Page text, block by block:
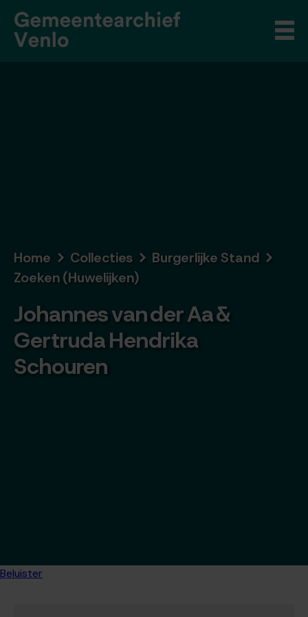
Beluister
Home Collecties
Burgerlijke Stand
Zoeken (Huwelijken)
Johannes van der Aa &
Gertruda Hendrika
Schouren